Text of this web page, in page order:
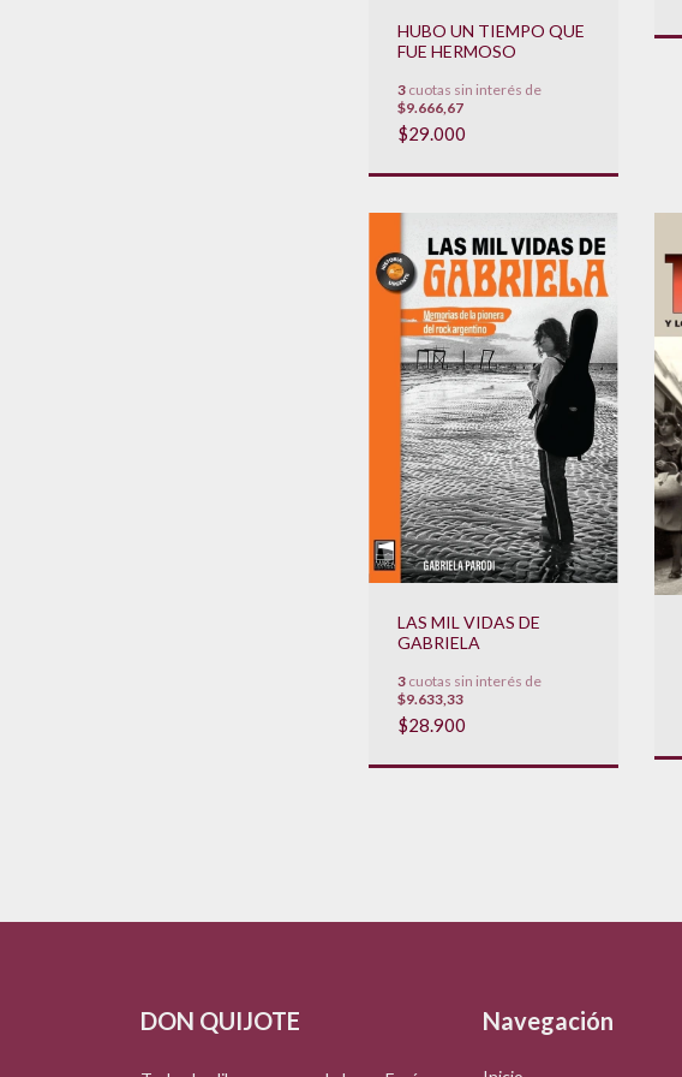
HUBO UN TIEMPO QUE
FUE HERMOSO
3 cuotas sin interés de
$9.666,67
$29.000
LAS MIL VIDAS DE
GABRIELA
3 cuotas sin interés de
$9.633,33
$28.900
DON QUIJOTE Navegación